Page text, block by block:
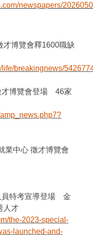
newspapers/
才博覽會釋1600職缺
life/breakingnews/
才博覽會登場 46家
業中心 徵才博覽會
員特考宣導登場 金
人才
the-2023-special-
launched-and-